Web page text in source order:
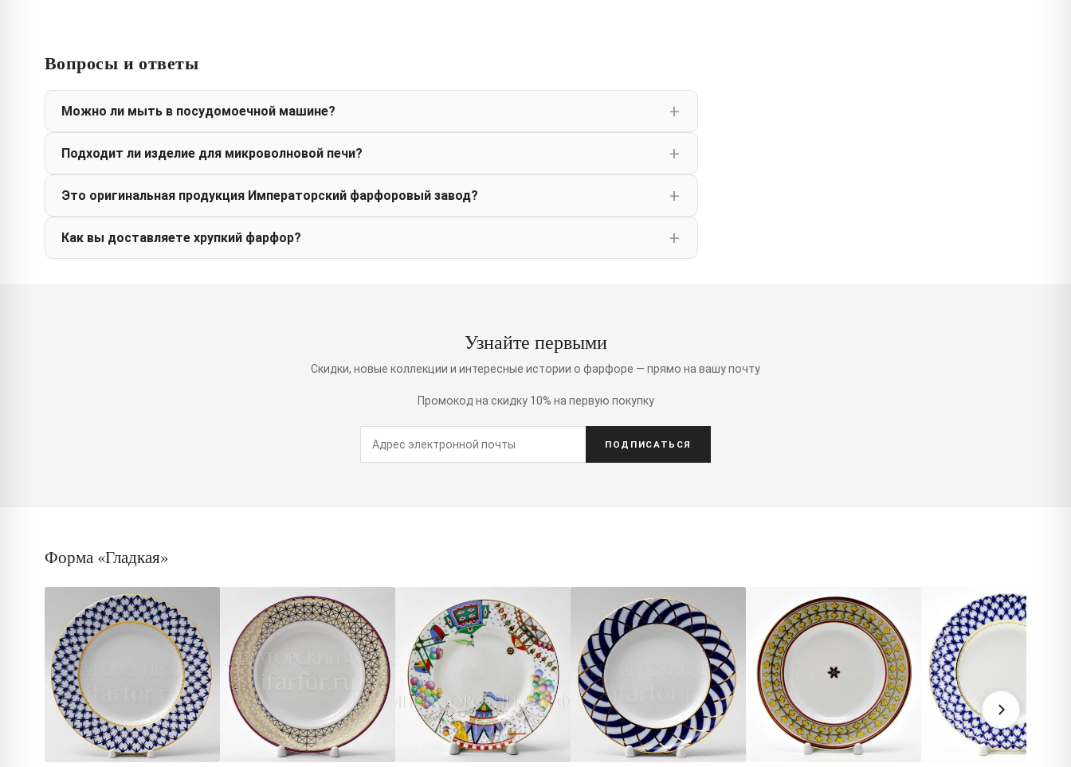
Вопросы и ответы
Можно ли мыть в посудомоечной машине?
Подходит ли изделие для микроволновой печи?
Это оригинальная продукция Императорский фарфоровый завод?
Как вы доставляете хрупкий фарфор?
Узнайте первыми
Скидки, новые коллекции и интересные истории о фарфоре — прямо на вашу почту
Промокод на скидку 10% на первую покупку
ПОДПИСАТЬСЯ
Форма «Гладкая»